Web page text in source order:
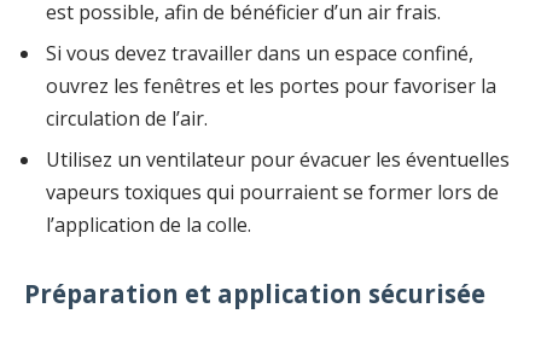
est possible, afin de bénéficier d’un air frais.
Si vous devez travailler dans un espace confiné,
ouvrez les fenêtres et les portes pour favoriser la
circulation de l’air.
Utilisez un ventilateur pour évacuer les éventuelles
vapeurs toxiques qui pourraient se former lors de
l’application de la colle.
Préparation et application sécurisée